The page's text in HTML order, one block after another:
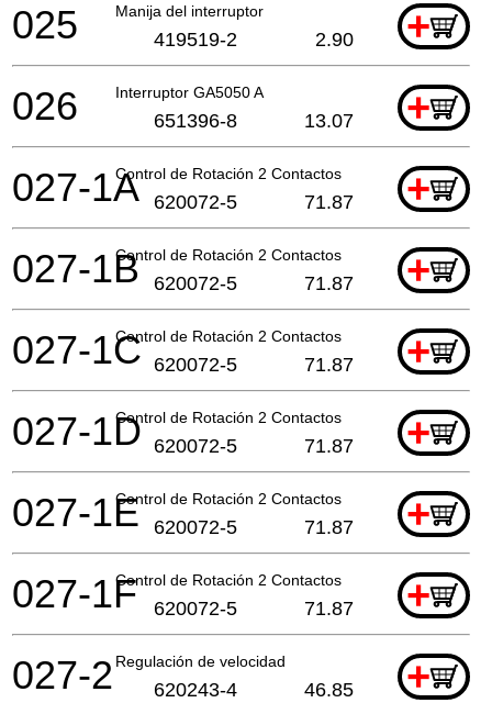
Manija del interruptor +
025 419519-2 2.90
Interruptor GA5050 A +
026 651396-8 13.07
Control de Rotación 2 Contactos +
027-1A 620072-5 71.87
Control de Rotación 2 Contactos +
027-1B 620072-5 71.87
Control de Rotación 2 Contactos +
027-1C 620072-5 71.87
Control de Rotación 2 Contactos +
027-1D 620072-5 71.87
Control de Rotación 2 Contactos +
027-1E 620072-5 71.87
Control de Rotación 2 Contactos +
027-1F 620072-5 71.87
Regulación de velocidad +
027-2 620243-4 46.85